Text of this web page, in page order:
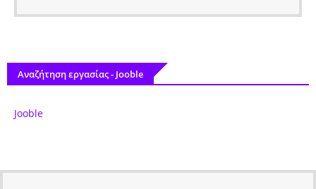
Αναζήτηση εργασίας - Jooble
Jooble